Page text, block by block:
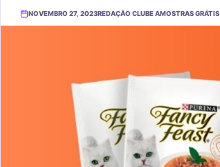
NOVEMBRO 27, 2023REDAÇÃO CLUBE AMOSTRAS GRÁTIS